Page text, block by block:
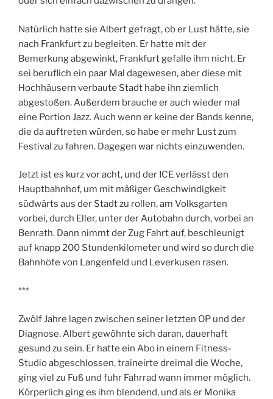
Natürlich hatte sie Albert gefragt, ob er Lust hätte, sie
nach Frankfurt zu begleiten. Er hatte mit der
Bemerkung abgewinkt, Frankfurt gefalle ihm nicht. Er
sei beruflich ein paar Mal dagewesen, aber diese mit
Hochhäusern verbaute Stadt habe ihn ziemlich
abgestoßen. Außerdem brauche er auch wieder mal
eine Portion Jazz. Auch wenn er keine der Bands kenne,
die da auftreten würden, so habe er mehr Lust zum
Festival zu fahren. Dagegen war nichts einzuwenden.
Jetzt ist es kurz vor acht, und der ICE verlässt den
Hauptbahnhof, um mit mäßiger Geschwindigkeit
südwärts aus der Stadt zu rollen, am Volksgarten
vorbei, durch Eller, unter der Autobahn durch, vorbei an
Benrath. Dann nimmt der Zug Fahrt auf, beschleunigt
auf knapp 200 Stundenkilometer und wird so durch die
Bahnhöfe von Langenfeld und Leverkusen rasen.
***
Zwölf Jahre lagen zwischen seiner letzten OP und der
Diagnose. Albert gewöhnte sich daran, dauerhaft
gesund zu sein. Er hatte ein Abo in einem Fitness-
Studio abgeschlossen, traineirte dreimal die Woche,
ging viel zu Fuß und fuhr Fahrrad wann immer möglich.
Körperlich ging es ihm blendend, und als er Monika